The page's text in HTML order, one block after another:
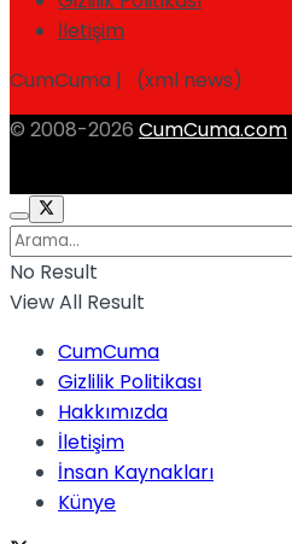
İletişim
CumCuma | (xml news)
© 2008-2026 CumCuma.com
No Result
View All Result
CumCuma
Gizlilik Politikası
Hakkımızda
İletişim
İnsan Kaynakları
Künye